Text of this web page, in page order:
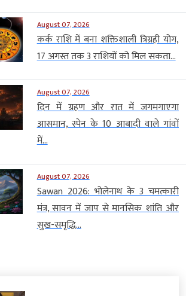
August 07, 2026
कर्क राशि में बना शक्तिशाली त्रिग्रही योग,
17 अगस्त तक 3 राशियों को मिल सकता...
August 07, 2026
दिन में ग्रहण और रात में जगमगाएगा
आसमान, स्पेन के 10 आबादी वाले गांवों
में...
August 07, 2026
Sawan 2026: भोलेनाथ के 3 चमत्कारी
मंत्र, सावन में जाप से मानसिक शांति और
सुख-समृद्धि...